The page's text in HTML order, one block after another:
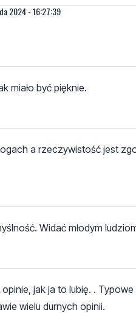
2024 - 16:27:39
miało być pięknie.
a rzeczywistość jest
Widać młodym
jak ja to lubię. .
wielu durnych opinii.